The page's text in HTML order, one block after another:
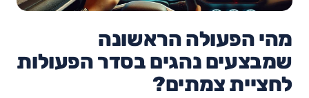
מהי הפעולה הראשונה
שמבצעים נהגים בסדר הפעולות
לחציית צמתים?